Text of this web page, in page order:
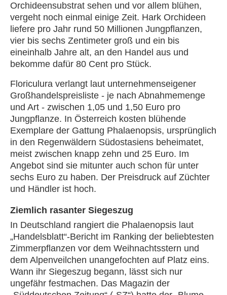
Orchideensubstrat sehen und vor allem blühen,
vergeht noch einmal einige Zeit. Hark Orchideen
liefere pro Jahr rund 50 Millionen Jungpflanzen,
vier bis sechs Zentimeter groß und ein bis
eineinhalb Jahre alt, an den Handel aus und
bekomme dafür 80 Cent pro Stück.
Floriculura verlangt laut unternehmenseigener
Großhandelspreisliste - je nach Abnahmemenge
und Art - zwischen 1,05 und 1,50 Euro pro
Jungpflanze. In Österreich kosten blühende
Exemplare der Gattung Phalaenopsis, ursprünglich
in den Regenwäldern Südostasiens beheimatet,
meist zwischen knapp zehn und 25 Euro. Im
Angebot sind sie mitunter auch schon für unter
sechs Euro zu haben. Der Preisdruck auf Züchter
und Händler ist hoch.
Ziemlich rasanter Siegeszug
In Deutschland rangiert die Phalaenopsis laut
„Handelsblatt“-Bericht im Ranking der beliebtesten
Zimmerpflanzen vor dem Weihnachtsstern und
dem Alpenveilchen unangefochten auf Platz eins.
Wann ihr Siegeszug begann, lässt sich nur
ungefähr festmachen. Das Magazin der